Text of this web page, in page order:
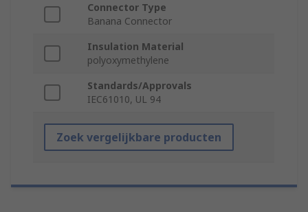
Connector Type
Banana Connector
Insulation Material
polyoxymethylene
Standards/Approvals
IEC61010, UL 94
Zoek vergelijkbare producten